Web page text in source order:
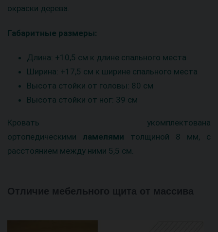
окраски дерева.
Габаритные размеры:
Длина: +10,5 см к длине спального места
Ширина: +17,5 см к ширине спального места
Высота стойки от головы: 80 см
Высота стойки от ног: 39 см
Кровать укомплектована
ортопедическими ламелями толщиной 8 мм, с
расстоянием между ними 5,5 см.
Отличие мебельного щита от массива